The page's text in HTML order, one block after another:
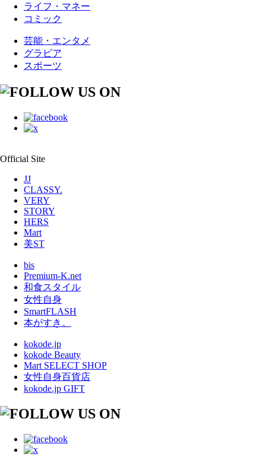
ライフ・マネー
コミック
芸能・エンタメ
グラビア
スポーツ
Official Site
JJ
CLASSY.
VERY
STORY
HERS
Mart
美ST
bis
Premium-K.net
和食スタイル
女性自身
SmartFLASH
本がすき。
kokode.jp
kokode Beauty
Mart SELECT SHOP
女性自身百貨店
kokode.jp GIFT